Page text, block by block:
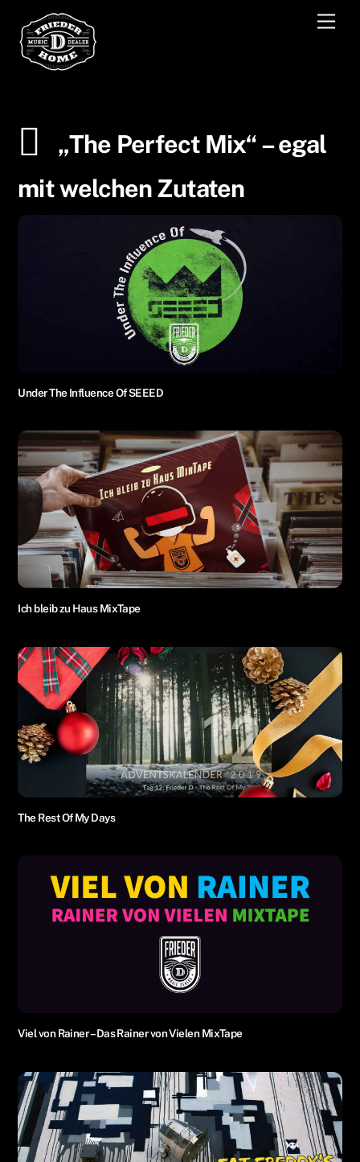
content
„The Perfect Mix“ – egal
mit welchen Zutaten
Under The Influence Of SEEED
Ich bleib zu Haus MixTape
The Rest Of My Days
Viel von Rainer – Das Rainer von Vielen MixTape